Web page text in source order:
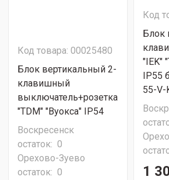
Код товара: 00025480
Блок вертикальный 2-
клавишный
выключатель+розетка
"ТDМ" "Вуокса" IP54
Воскресенск
остаток: 0
Орехово-Зуево
остаток: 0
Код
Блок
"IEK"
IP55
55-V-
1